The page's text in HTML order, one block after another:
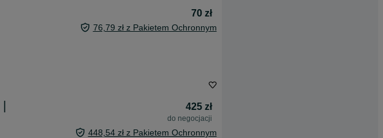
70 zł
76,79 zł z Pakietem Ochronnym
425 zł
do negocjacji
448,54 zł z Pakietem Ochronnym